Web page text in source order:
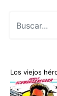
Los viejos